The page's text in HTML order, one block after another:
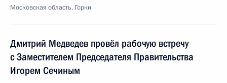
Московская область, Горки
Дмитрий Медведев провёл рабочую встречу
с Заместителем Председателя Правительства
Игорем Сечиным